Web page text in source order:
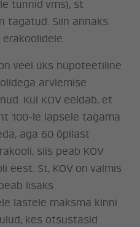
tunnid vms), st
tagatud. Siin annaks
veel üks hüpoteetiline
arvlemise
Kui KOV eeldab, et
100-le lapsele tagama
aga 60 õpilast
siis peab KOV
eest. St, KOV on valmis
lisaks
lastele maksma kinni
kes otsustasid